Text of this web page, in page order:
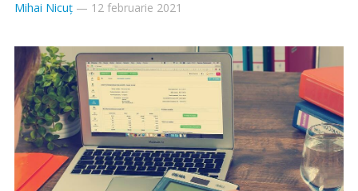
Mihai Nicuț— 12 februarie 2021